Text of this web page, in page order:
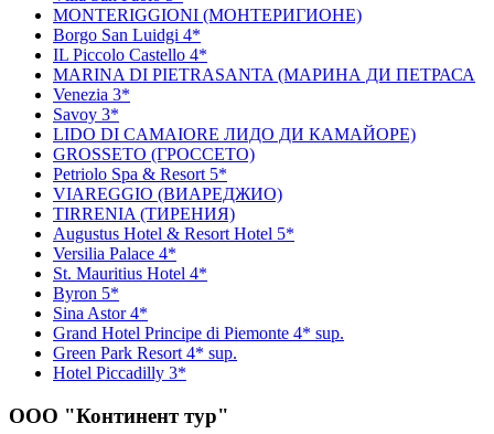
MONTERIGGIONI (МОНТЕРИГИОНЕ)
Borgo San Luidgi 4*
IL Piccolo Castello 4*
MARINA DI PIETRASANTA (МАРИНА ДИ ПЕТРАСА
Venezia 3*
Savoy 3*
LIDO DI CAMAIORE ЛИДО ДИ КАМАЙОРЕ)
GROSSETO (ГРОССЕТО)
Petriolo Spa & Resort 5*
VIAREGGIO (ВИАРЕДЖИО)
TIRRENIA (ТИРЕНИЯ)
Augustus Hotel & Resort Hotel 5*
Versilia Palace 4*
St. Mauritius Hotel 4*
Byron 5*
Sina Astor 4*
Grand Hotel Principe di Piemonte 4* sup.
Green Park Resort 4* sup.
Hotel Piccadilly 3*
ООО "Континент тур"